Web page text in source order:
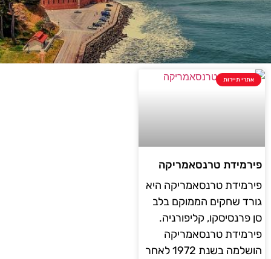
אתרי תיירות
פירמידת טרנסאמריקה
פירמידת טרנסאמריקה היא
גורד שחקים הממוקם בלב
סן פרנסיסקו, קליפורניה.
פירמידת טרנסאמריקה
הושלמה בשנת 1972 לאחר